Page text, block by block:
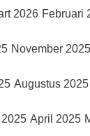
2026 Februari
November 2025
Augustus 2025
2025 April 2025